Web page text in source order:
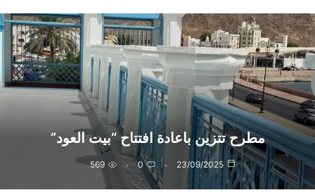
مطرح تتزين باعادة افتتاح “بيت العود”
23/09/2025
0
569